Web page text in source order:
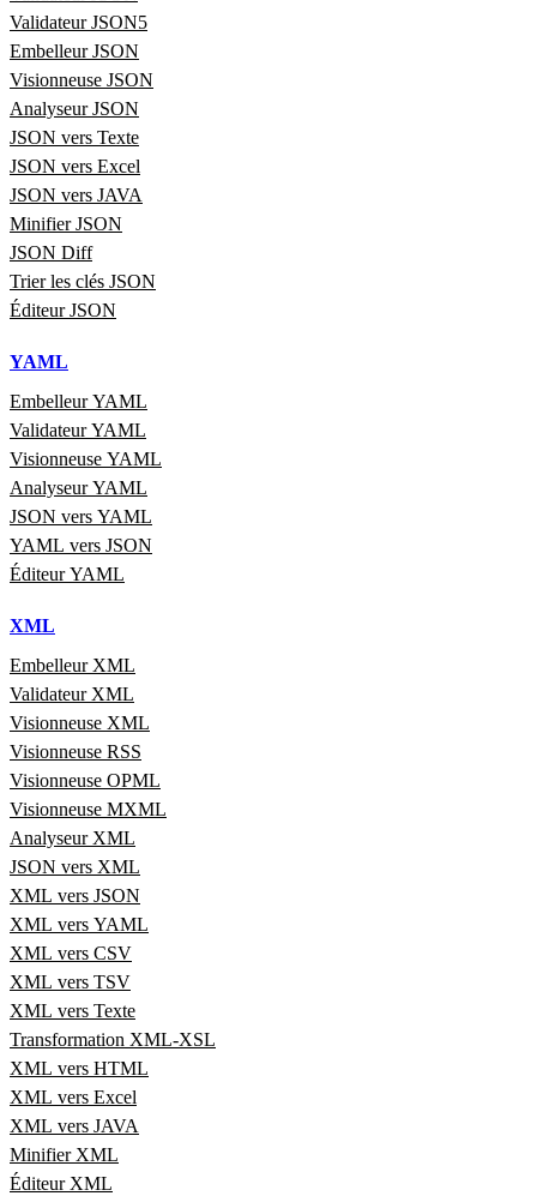
Validateur JSON5
Embelleur JSON
Visionneuse JSON
Analyseur JSON
JSON vers Texte
JSON vers Excel
JSON vers JAVA
Minifier JSON
JSON Diff
Trier les clés JSON
Éditeur JSON
YAML
Embelleur YAML
Validateur YAML
Visionneuse YAML
Analyseur YAML
JSON vers YAML
YAML vers JSON
Éditeur YAML
XML
Embelleur XML
Validateur XML
Visionneuse XML
Visionneuse RSS
Visionneuse OPML
Visionneuse MXML
Analyseur XML
JSON vers XML
XML vers JSON
XML vers YAML
XML vers CSV
XML vers TSV
XML vers Texte
Transformation XML-XSL
XML vers HTML
XML vers Excel
XML vers JAVA
Minifier XML
Éditeur XML